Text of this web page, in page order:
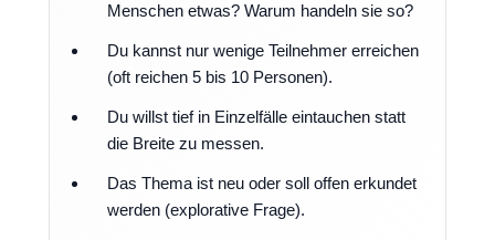
Menschen etwas? Warum handeln sie so?
Du kannst nur wenige Teilnehmer erreichen
(oft reichen 5 bis 10 Personen).
Du willst tief in Einzelfälle eintauchen statt
die Breite zu messen.
Das Thema ist neu oder soll offen erkundet
werden (explorative Frage).